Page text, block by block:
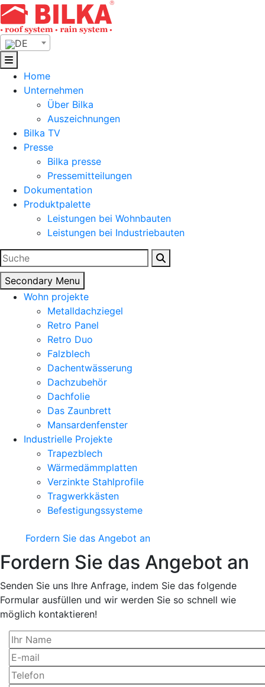
Skip
to
content
DE
Home
Unternehmen
Über Bilka
Auszeichnungen
Bilka TV
Presse
Bilka presse
Pressemitteilungen
Dokumentation
Produktpalette
Leistungen bei Wohnbauten
Leistungen bei Industriebauten
Suchen
nach:
Secondary Menu
Wohn projekte
Metalldachziegel
Retro Panel
Retro Duo
Falzblech
Dachentwässerung
Dachzubehör
Dachfolie
Das Zaunbrett
Mansardenfenster
Industrielle Projekte
Trapezblech
Wärmedämmplatten
Verzinkte Stahlprofile
Tragwerkkästen
Befestigungssysteme
Fordern Sie das Angebot an
Fordern Sie das Angebot an
Senden Sie uns Ihre Anfrage, indem Sie das folgende
Formular ausfüllen und wir werden Sie so schnell wie
möglich kontaktieren!